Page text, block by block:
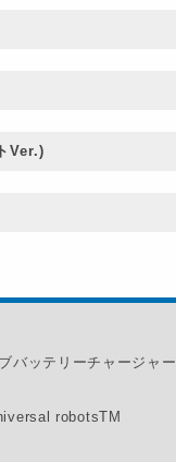
Ver.)
バッテリーチャージャー
robotsTM